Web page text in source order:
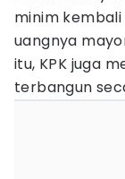
minim
uangnya
itu, KPK juga
terbangun